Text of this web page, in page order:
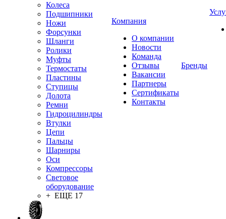
Колеса
Подшипники
Ножи
Форсунки
Шланги
Ролики
Муфты
Термостаты
Пластины
Ступицы
Долота
Ремни
Гидроцилиндры
Втулки
Цепи
Пальцы
Шарниры
Оси
Компрессоры
Световое
оборудование
+ ЕЩЕ 17
Компания
О компании
Новости
Команда
Отзывы
Вакансии
Партнеры
Сертификаты
Контакты
Бренды